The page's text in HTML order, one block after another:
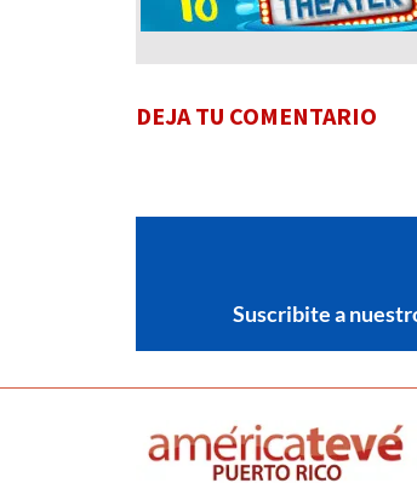
DEJA TU COMENTARIO
Suscribite a